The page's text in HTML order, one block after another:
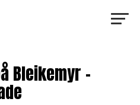
Bleikemyr –